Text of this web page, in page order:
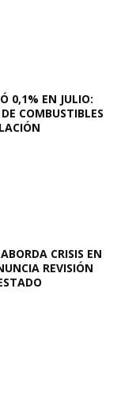
0,1% EN JULIO:
COMBUSTIBLES
CRISIS EN
REVISIÓN